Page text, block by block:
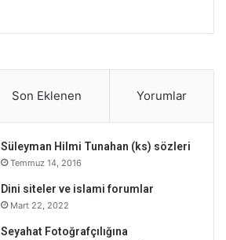
Son Eklenen Yorumlar
Süleyman Hilmi Tunahan (ks) sözleri
Temmuz 14, 2016
Dini siteler ve islami forumlar
Mart 22, 2022
Seyahat Fotoğrafçılığına